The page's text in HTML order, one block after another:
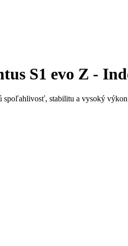
S1 evo Z -
spoľahlivosť, stabilitu a vysoký